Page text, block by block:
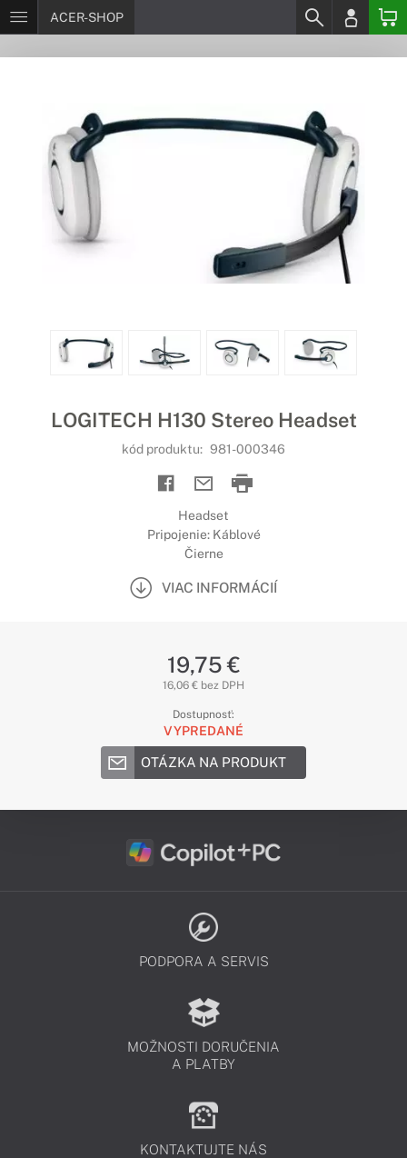
ACER-SHOP
LOGITECH H130 Stereo Headset
kód produktu: 981-000346
Headset
Pripojenie: Káblové
Čierne
VIAC INFORMÁCIÍ
19,75 €
16,06 € bez DPH
Dostupnosť:
VYPREDANÉ
OTÁZKA NA PRODUKT
PODPORA A SERVIS
MOŽNOSTI DORUČENIA
A PLATBY
KONTAKTUJTE NÁS